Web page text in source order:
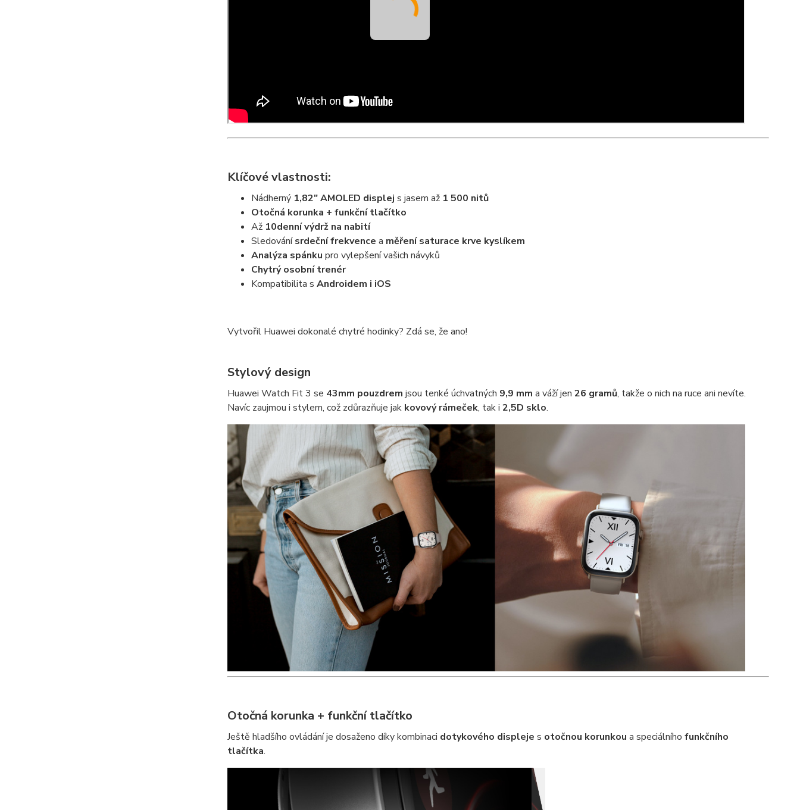
Klíčové vlastnosti:
Nádherný 1,82" AMOLED displej s jasem až1 500 nitů
Otočná korunka + funkční tlačítko
Až 10denní výdrž na nabití
Sledovánísrdeční frekvence a měření saturace krve kyslíkem
Analýza spánku pro vylepšení vašich návyků
Chytrý osobní trenér
Kompatibilita s Androidem i iOS
Vytvořil Huawei dokonalé chytré hodinky? Zdá se, že ano!
Stylový design
Huawei Watch Fit 3 se 43mm pouzdrem jsou tenké úchvatných 9,9 mm a váží jen 26 gramů, takže o nich na ruce ani nevíte.
Navíc zaujmou i stylem, což zdůrazňuje jak kovový rámeček, tak i 2,5D sklo.
Otočná korunka + funkční tlačítko
Ještě hladšího ovládání je dosaženo díky kombinaci dotykového displeje s otočnou korunkou a speciálního funkčního
tlačítka.